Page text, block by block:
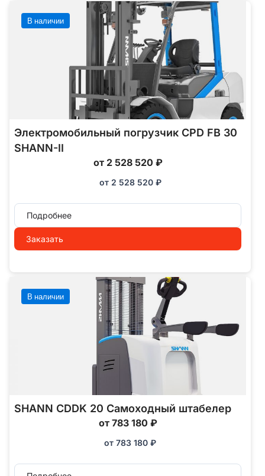
В наличии
Электромобильный погрузчик CPD FB 30
SHANN-II
от 2 528 520 ₽
от 2 528 520 ₽
Подробнее
Заказать
В наличии
SHANN CDDK 20 Самоходный штабелер
от 783 180 ₽
от 783 180 ₽